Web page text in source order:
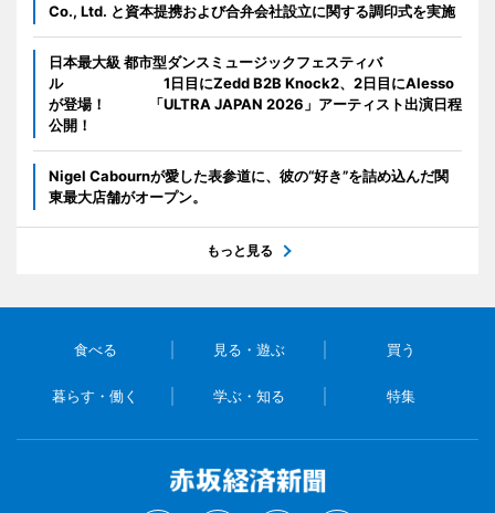
Co., Ltd. と資本提携および合弁会社設立に関する調印式を実施
日本最大級 都市型ダンスミュージックフェスティバ
ル 1日目にZedd B2B Knock2、2日目にAlesso
が登場！ 「ULTRA JAPAN 2026」アーティスト出演日程
公開！
Nigel Cabournが愛した表参道に、彼の“好き”を詰め込んだ関
東最大店舗がオープン。
もっと見る
食べる 見る・遊ぶ 買う
暮らす・働く 学ぶ・知る 特集